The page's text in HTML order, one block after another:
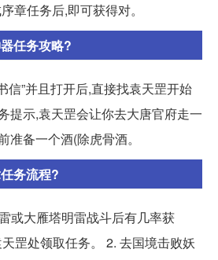
章任务后,即可获得对。
任务攻略?
信”并且打开后,直接找袁天罡开始
提示,袁天罡会让你去大唐官府走一
准备一个酒(除虎骨酒。
务流程?
或大雁塔明雷战斗后有几率获
罡处领取任务。 2. 去国境击败妖